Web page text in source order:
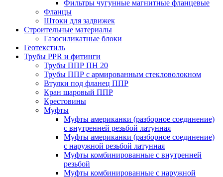
Фильтры чугунные магнитные фланцевые
Фланцы
Штоки для задвижек
Строительные материалы
Газосиликатные блоки
Геотекстиль
Трубы PPR и фитинги
Трубы ППР ПН 20
Трубы ППР с армированным стекловолокном
Втулки под фланец ППР
Кран шаровый ППР
Крестовины
Муфты
Муфты американки (разборное соединение)
с внутренней резьбой латунная
Муфты американки (разборное соединение)
с наружной резьбой латунная
Муфты комбинированные с внутренней
резьбой
Муфты комбинированные с наружной